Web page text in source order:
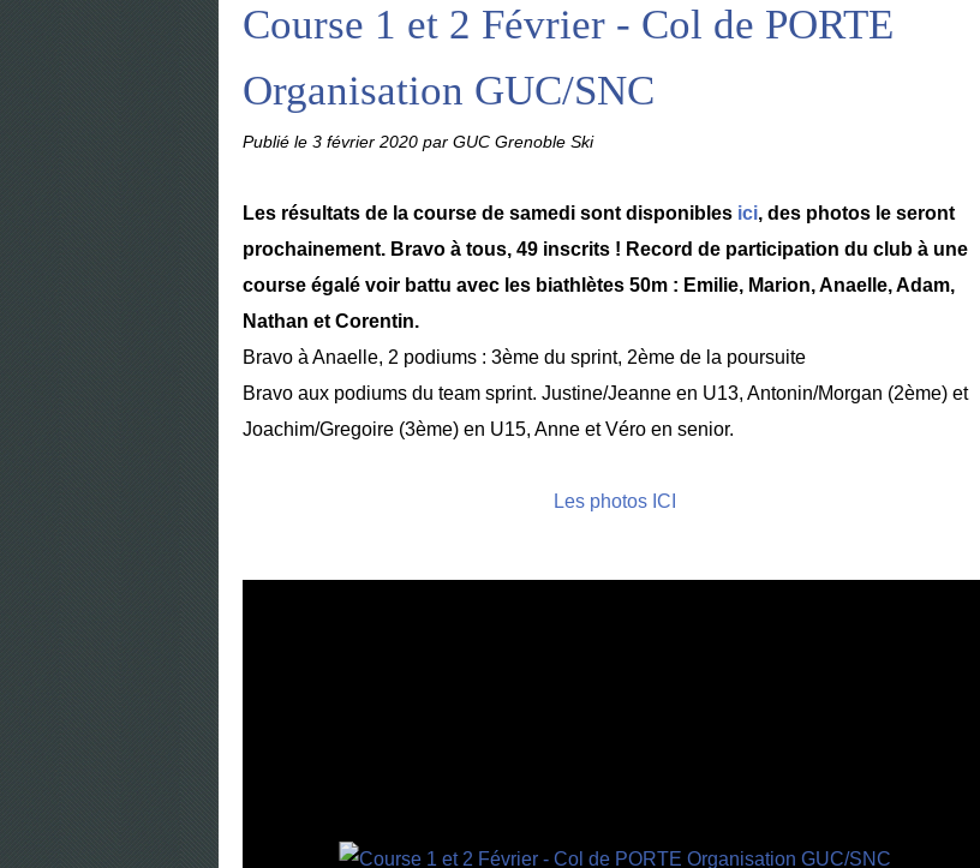
Course 1 et 2 Février - Col de PORTE
Organisation GUC/SNC
Publié le 3 février 2020 par GUC Grenoble Ski
Les résultats de la course de samedi sont disponibles ici, des photos le seront
prochainement. Bravo à tous, 49 inscrits ! Record de participation du club à une
course égalé voir battu avec les biathlètes 50m : Emilie, Marion, Anaelle, Adam,
Nathan et Corentin.
Bravo à Anaelle, 2 podiums : 3ème du sprint, 2ème de la poursuite
Bravo aux podiums du team sprint. Justine/Jeanne en U13, Antonin/Morgan (2ème) et
Joachim/Gregoire (3ème) en U15, Anne et Véro en senior.
Les photos ICI